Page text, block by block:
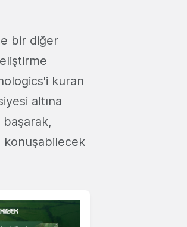
bir diğer
kuran
altına
konuşabilecek